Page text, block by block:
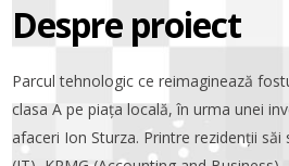
Despre proiect
Parcul tehnologic ce reimaginează
clasa A pe piața locală, în urma unei
afaceri Ion Sturza. Printre rezidenții